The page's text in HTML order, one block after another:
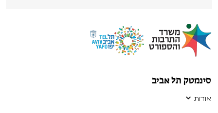
סינמטק תל אביב
אודות